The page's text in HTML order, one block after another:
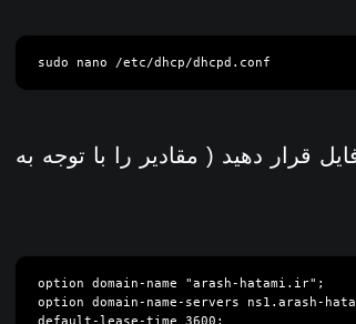
قرار دهید ( مقادیر را با توجه به
option domain-name "arash-hatami.ir";
option domain-name-servers ns1.arash-
default-lease-time 3600;